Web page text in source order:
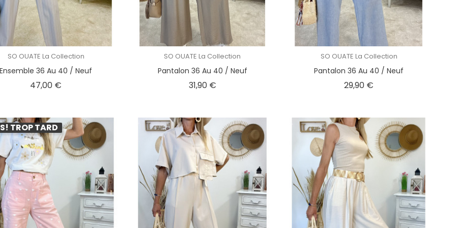
SO OUATE La Collection
Ensemble 36 Au 40 / Neuf
47,00 €
SO OUATE La Collection
Pantalon 36 Au 40 / Neuf
31,90 €Prix
SO OUATE La Collection
Pantalon 36 Au 40 / Neuf
29,90 €
TROP TARD